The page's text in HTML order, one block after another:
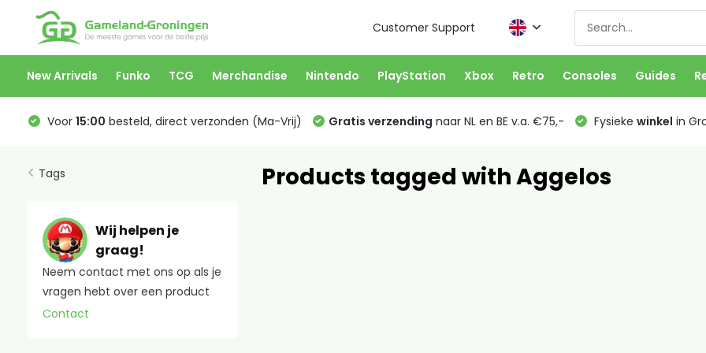
Customer Support
New Arrivals Funko TCG Merchandise Nintendo PlayStation Xbox Retro Consoles Guides
Voor 15:00 besteld, direct verzonden (Ma-Vrij) Gratis verzending naar NL en BE v.a. €75,- Fysieke winkel in
Tags
Wij helpen je
graag!
Neem contact met ons op als je
vragen hebt over een product
Contact
Products tagged with Aggelos